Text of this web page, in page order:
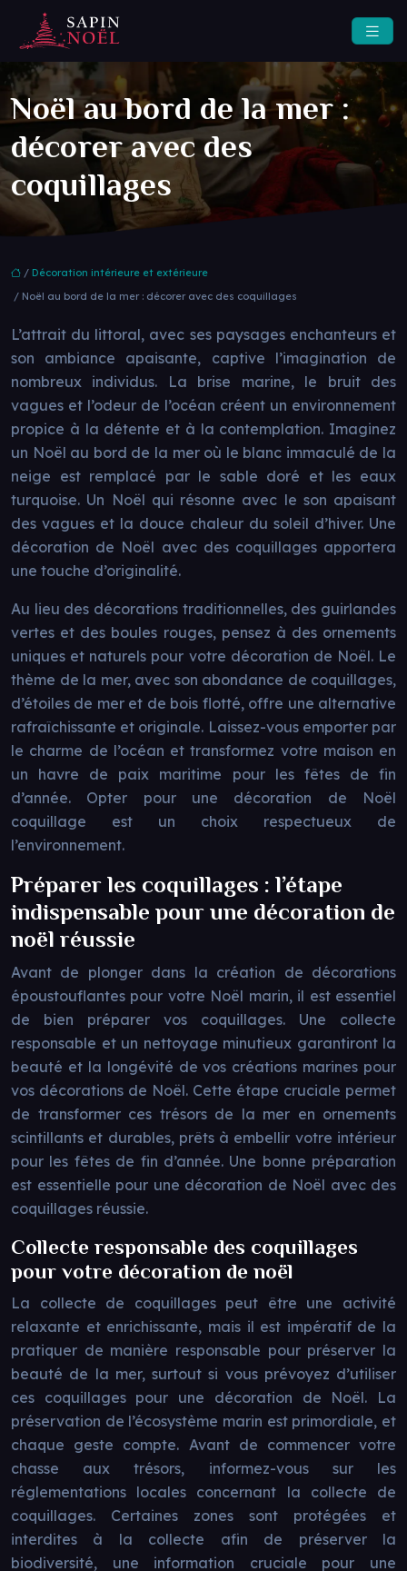
Noël au bord de la mer :
décorer avec des
coquillages
/ Décoration intérieure et extérieure
/ Noël au bord de la mer : décorer avec des coquillages
L’attrait du littoral, avec ses paysages enchanteurs et
son ambiance apaisante, captive l’imagination de
nombreux individus. La brise marine, le bruit des
vagues et l’odeur de l’océan créent un environnement
propice à la détente et à la contemplation. Imaginez
un Noël au bord de la mer où le blanc immaculé de la
neige est remplacé par le sable doré et les eaux
turquoise. Un Noël qui résonne avec le son apaisant
des vagues et la douce chaleur du soleil d’hiver. Une
décoration de Noël avec des coquillages apportera
une touche d’originalité.
Au lieu des décorations traditionnelles, des guirlandes
vertes et des boules rouges, pensez à des ornements
uniques et naturels pour votre décoration de Noël. Le
thème de la mer, avec son abondance de coquillages,
d’étoiles de mer et de bois flotté, offre une alternative
rafraîchissante et originale. Laissez-vous emporter par
le charme de l’océan et transformez votre maison en
un havre de paix maritime pour les fêtes de fin
d’année. Opter pour une décoration de Noël
coquillage est un choix respectueux de
l’environnement.
Préparer les coquillages : l’étape
indispensable pour une décoration de
noël réussie
Avant de plonger dans la création de décorations
époustouflantes pour votre Noël marin, il est essentiel
de bien préparer vos coquillages. Une collecte
responsable et un nettoyage minutieux garantiront la
beauté et la longévité de vos créations marines pour
vos décorations de Noël. Cette étape cruciale permet
de transformer ces trésors de la mer en ornements
scintillants et durables, prêts à embellir votre intérieur
pour les fêtes de fin d’année. Une bonne préparation
est essentielle pour une décoration de Noël avec des
coquillages réussie.
Collecte responsable des coquillages
pour votre décoration de noël
La collecte de coquillages peut être une activité
relaxante et enrichissante, mais il est impératif de la
pratiquer de manière responsable pour préserver la
beauté de la mer, surtout si vous prévoyez d’utiliser
ces coquillages pour une décoration de Noël. La
préservation de l’écosystème marin est primordiale, et
chaque geste compte. Avant de commencer votre
chasse aux trésors, informez-vous sur les
réglementations locales concernant la collecte de
coquillages. Certaines zones sont protégées et
interdites à la collecte afin de préserver la
biodiversité, une information cruciale pour une